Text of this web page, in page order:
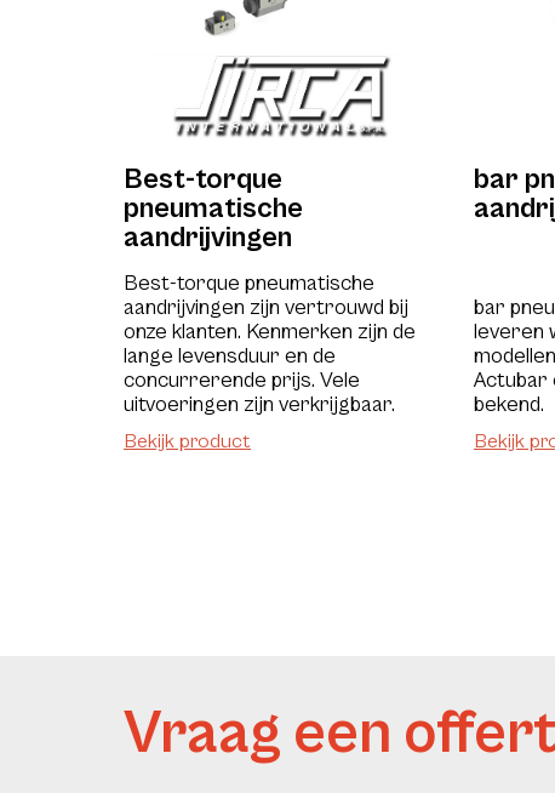
Best-torque
pneumatische
aandrijvingen
Best-torque pneumatische
aandrijvingen zijn vertrouwd bij
onze klanten. Kenmerken zijn de
lange levensduur en de
concurrerende prijs. Vele
uitvoeringen zijn verkrijgbaar.
Bekijk product
bar
bar
leveren
Actubar
bekend.
Bekijk
Vraag een